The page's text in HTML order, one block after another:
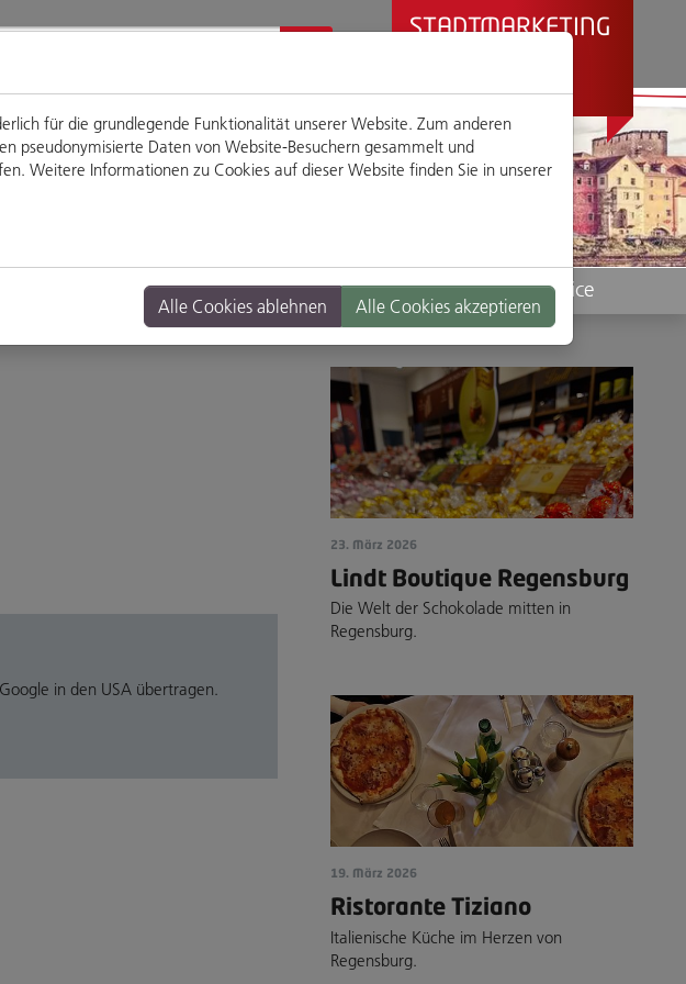
STADTMARKETING
PRÄSENTIERT
Veranstaltungen Standorte Service
in den USA übertragen.
23. März 2026
Lindt Boutique Regensburg
Die Welt der Schokolade mitten in
Regensburg.
19. März 2026
Ristorante Tiziano
Italienische Küche im Herzen von
Regensburg.
für die grundlegende Funktionalität unserer Website. Zum anderen
pseudonymisierte Daten von Website-Besuchern gesammelt und
Weitere Informationen zu Cookies auf dieser Website finden Sie in unserer
Alle Cookies ablehnen Alle Cookies akzeptieren